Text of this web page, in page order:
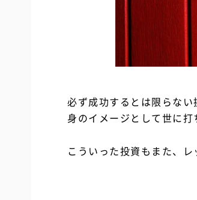
必ず成功するとは限らな
身のイメージとして世に打
こういった投資もまた、